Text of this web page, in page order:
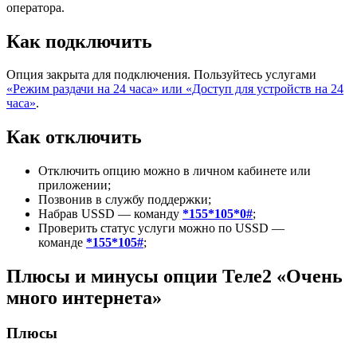
оператора.
Как подключить
Опция закрыта для подключения. Пользуйтесь услугами
«Режим раздачи на 24 часа» или «Доступ для устройств на 24
часа».
Как отключить
Отключить опцию можно в личном кабинете или
приложении;
Позвонив в службу поддержки;
Набрав USSD — команду *155*105*0#;
Проверить статус услуги можно по USSD —
команде *155*105#;
Плюсы и минусы опции Теле2 «Очень
много интернета»
Плюсы